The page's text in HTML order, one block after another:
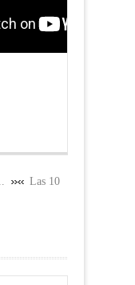
Las 10